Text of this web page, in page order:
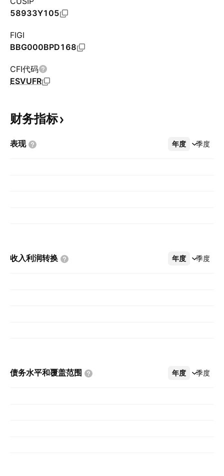
58933Y105
FIGI
BBG000BPD168
CFI代码
ESVUFR
财务指标
表现 年度 季度
更多
收入利润转换 年度 季度
更多
债务水平和覆盖范围 年度 季度
更多